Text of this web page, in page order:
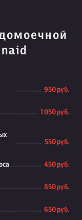
950 руб.
1 050 руб.
550 руб.
450 руб.
850 руб.
650 руб.